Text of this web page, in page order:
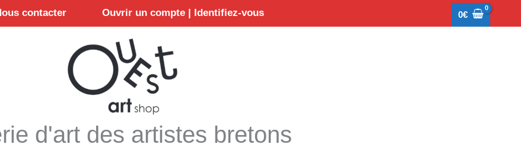
contacter Ouvrir un compte | Identifiez-vous 0€
d'art des artistes bretons